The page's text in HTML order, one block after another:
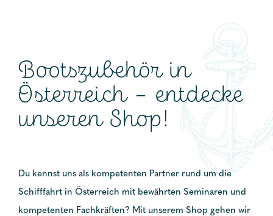
Bootszubehör in
Österreich – entdecke
unseren Shop!
Du kennst uns als kompetenten Partner rund um die
Schifffahrt in Österreich mit bewährten Seminaren und
kompetenten Fachkräften? Mit unserem Shop gehen wir